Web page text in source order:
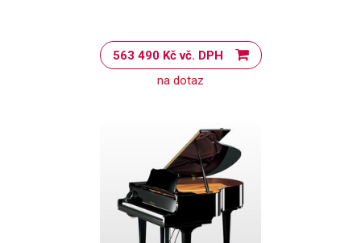
563 490 Kč vč. DPH
na dotaz